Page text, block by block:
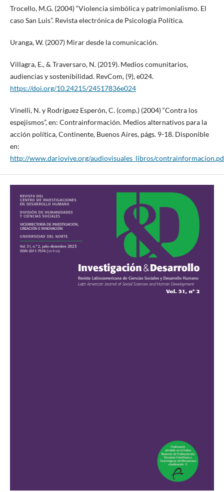
Trocello, M.G. (2004) “Violencia simbólica y patrimonialismo. El
caso San Luis”. Revista electrónica de Psicología Política.
Uranga, W. (2007) Mirar desde la comunicación.
Villagra, E., & Traversaro, N. (2019). Medios comunitarios,
audiencias y sostenibilidad. RevCom, (9), e024.
https://doi.org/10.24215/24517836e024
Vinelli, N. y Rodríguez Esperón, C. (comp.) (2004) “Contra los
espejismos”, en: Contrainformación. Medios alternativos para la
acción política, Continente, Buenos Aires, págs. 9-18. Disponible
en:
http://www.dariovive.org/audiovisuales_libros/